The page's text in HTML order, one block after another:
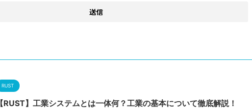
RUST
【RUST】工業システムとは一体何？工業の基本について徹底解説！